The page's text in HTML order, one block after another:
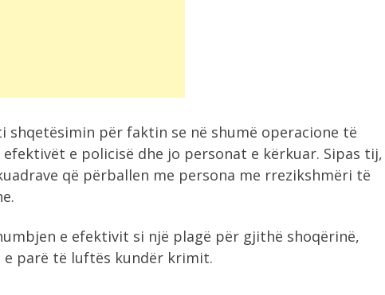
për faktin se në shumë operacione të
e policisë dhe jo personat e kërkuar. Sipas tij,
që përballen me persona me rrezikshmëri të
e efektivit si një plagë për gjithë shoqërinë,
e parë të luftës kundër krimit.